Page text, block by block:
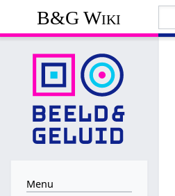
B&G Wiki
Menu